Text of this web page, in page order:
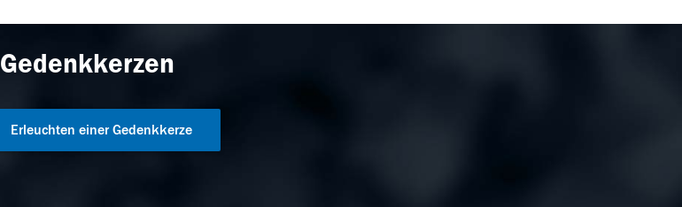
Gedenkkerzen
Erleuchten einer Gedenkkerze